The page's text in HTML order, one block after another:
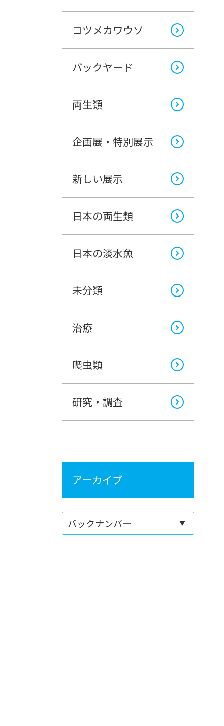
コツメカワウソ
バックヤード
両生類
企画展・特別展示
新しい展示
日本の両生類
日本の淡水魚
未分類
治療
爬虫類
研究・調査
アーカイブ